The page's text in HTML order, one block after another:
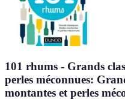
101 rhums - Grands
perles méconnues:
montantes et perles